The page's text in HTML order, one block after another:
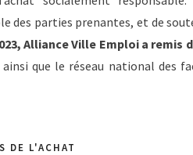
des parties prenantes, et de
Alliance Ville Emploi a remis
que le réseau national des
DE L'ACHAT